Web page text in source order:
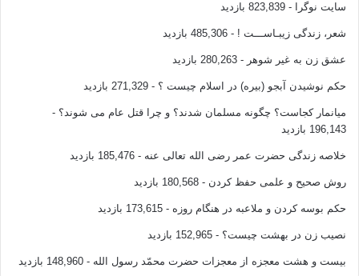
مؤلف : دکتر یوسف قرضاوی
مترجم : عبدالعزیز سلیمی
انتشارات : نشر احسان
سایت نوگرا - 823,839 بازدید
شعر، زندگی زیبـاســـت ! - 485,306 بازدید
عشق زن به غیر شوهر - 280,263 بازدید
حکم نوشیدن آبجو (بیره) در اسلام چیست ؟ - 271,329 بازدید
میانمار کجاست؟ چگونه مسلمان شدند؟ و چرا قتل عام می شوند؟ -
196,143 بازدید
خلاصه زندگی حضرت عمر رضی الله تعالی عنه - 185,476 بازدید
روش صحیح و علمی حفظ کردن - 180,568 بازدید
حکم بوسه کردن و ملاعبه در هنگام روزه - 173,615 بازدید
نصیب زن در بهشت چیست؟ - 152,965 بازدید
بیست و هشت معجزه از معجزات حضرت محمّد رسول الله - 148,960 بازدید